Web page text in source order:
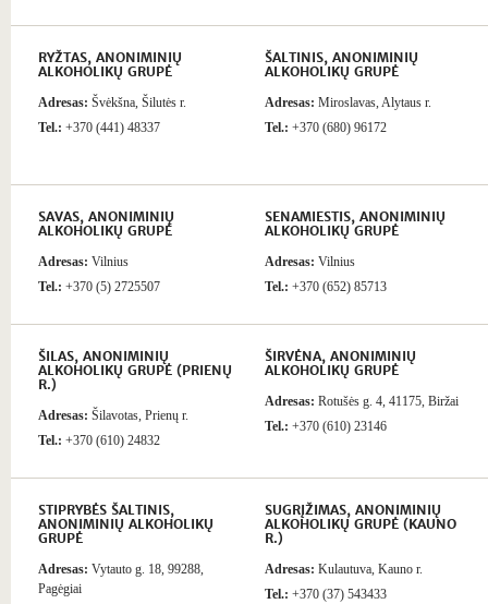
RYŽTAS, ANONIMINIŲ
ALKOHOLIKŲ GRUPĖ
Adresas: Švėkšna, Šilutės r.
Tel.: +370 (441) 48337
ŠALTINIS, ANONIMINIŲ
ALKOHOLIKŲ GRUPĖ
Adresas: Miroslavas, Alytaus r.
Tel.: +370 (680) 96172
SAVAS, ANONIMINIŲ
ALKOHOLIKŲ GRUPĖ
Adresas: Vilnius
Tel.: +370 (5) 2725507
SENAMIESTIS, ANONIMINIŲ
ALKOHOLIKŲ GRUPĖ
Adresas: Vilnius
Tel.: +370 (652) 85713
ŠILAS, ANONIMINIŲ
ALKOHOLIKŲ GRUPĖ (PRIENŲ
R.)
Adresas: Šilavotas, Prienų r.
Tel.: +370 (610) 24832
ŠIRVĖNA, ANONIMINIŲ
ALKOHOLIKŲ GRUPĖ
Adresas: Rotušės g. 4, 41175, Biržai
Tel.: +370 (610) 23146
STIPRYBĖS ŠALTINIS,
ANONIMINIŲ ALKOHOLIKŲ
GRUPĖ
Adresas: Vytauto g. 18, 99288,
Pagėgiai
SUGRĮŽIMAS, ANONIMINIŲ
ALKOHOLIKŲ GRUPĖ (KAUNO
R.)
Adresas: Kulautuva, Kauno r.
Tel.: +370 (37) 543433